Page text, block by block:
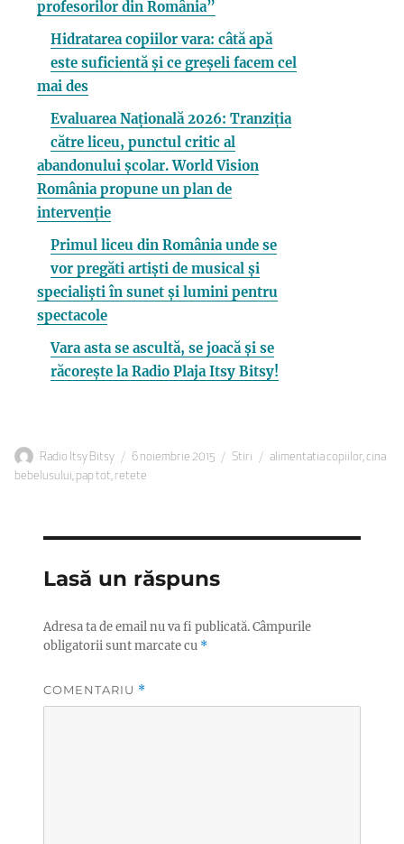
profesorilor din România”
Hidratarea copiilor vara: câtă apă
este suficientă și ce greșeli facem cel
mai des
Evaluarea Națională 2026: Tranziția
către liceu, punctul critic al
abandonului școlar. World Vision
România propune un plan de
intervenție
Primul liceu din România unde se
vor pregăti artiști de musical și
specialiști în sunet și lumini pentru
spectacole
Vara asta se ascultă, se joacă și se
răcorește la Radio Plaja Itsy Bitsy!
Autor
Radio Itsy Bitsy
Publicat
pe
6 noiembrie 2015 Categorii
Stiri Etichete
alimentatia copiilor,cina
bebelusului, pap tot, retete
Lasă un răspuns
Adresa ta de email nu va fi publicată.Câmpurile
obligatorii sunt marcate cu *
COMENTARIU *